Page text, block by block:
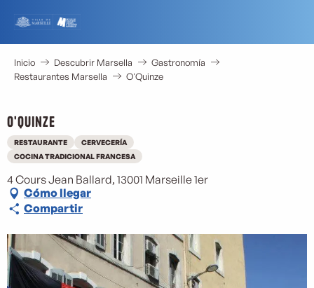
contenu
principal
Inicio Descubrir Marsella
Gastronomía
Restaurantes Marsella
O'Quinze
O'Quinze
RESTAURANTE
CERVECERÍA
COCINA TRADICIONAL FRANCESA
4 Cours Jean Ballard, 13001 Marseille 1er
Cómo llegar
Compartir